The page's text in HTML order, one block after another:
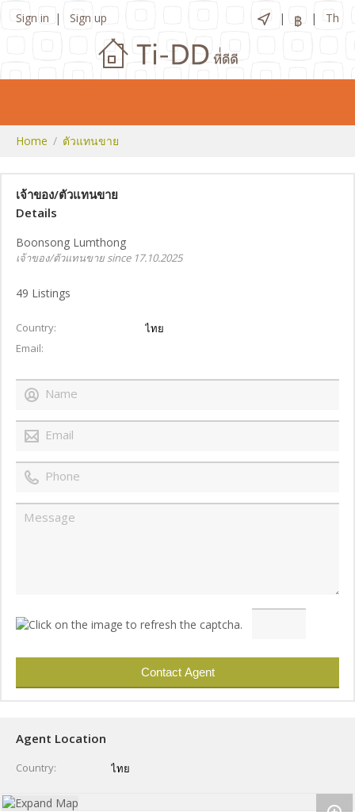
฿
Sign in Sign up Th
Home ตัวแทนขาย
เจ้าของ/ตัวแทนขาย
Details
Boonsong Lumthong
เจ้าของ/ตัวแทนขาย since 17.10.2025
49 Listings
Country
ไทย
Email
Agent Location
Country ไทย